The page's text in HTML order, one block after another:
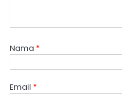
Nama *
Email *